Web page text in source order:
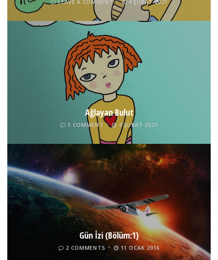
LEAVE A COMMENT 4 ŞUBAT 2021
Ağlayan Bulut
1 COMMENT 4 ŞUBAT 2021
Gün İzi (Bölüm:1)
2 COMMENTS 11 OCAK 2016